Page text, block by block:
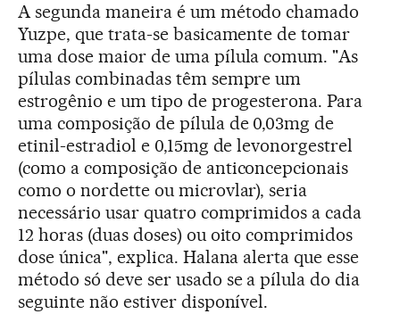
A segunda maneira é um método chamado
Yuzpe, que trata-se basicamente de tomar
uma dose maior de uma pílula comum. "As
pílulas combinadas têm sempre um
estrogênio e um tipo de progesterona. Para
uma composição de pílula de 0,03mg de
etinil-estradiol e 0,15mg de levonorgestrel
(como a composição de anticoncepcionais
como o nordette ou microvlar), seria
necessário usar quatro comprimidos a cada
12 horas (duas doses) ou oito comprimidos
dose única", explica. Halana alerta que esse
método só deve ser usado se a pílula do dia
seguinte não estiver disponível.